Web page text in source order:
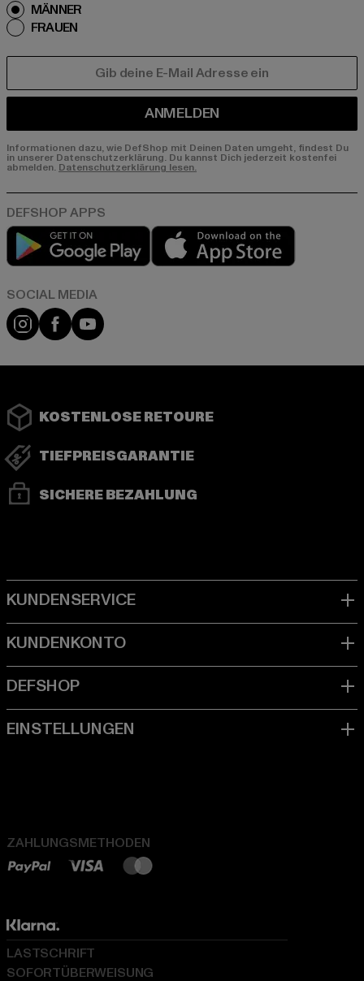
MÄNNER
FRAUEN
ANMELDEN
Informationen dazu, wie DefShop mit Deinen Daten umgeht, findest Du
in unserer Datenschutzerklärung. Du kannst Dich jederzeit kostenfei
abmelden. Datenschutzerklärung lesen.
Play market
Instagram
FacebookYouTube
KOSTENLOSE RETOURE
TIEFPREISGARANTIE
SICHERE BEZAHLUNG
ZAHLUNGSMETHODEN
LASTSCHRIFT
SOFORTÜBERWEISUNG